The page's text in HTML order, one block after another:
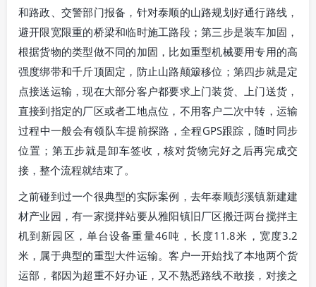
和路政、交警部门报备，针对泰顺的山路规划好通行路线，
避开限宽限重的桥梁和临时施工路段；第三步是装车加固，
根据货物的类型做不同的加固，比如重型机械要用专用的高
强度绑带和千斤顶固定，防止山路颠簸移位；第四步就是定
点接送运输，现在大部分客户都要求上门装货、上门送货，
直接到指定的厂区或者工地点位，不用客户二次中转，运输
过程中一般会有领队车提前探路，全程GPS跟踪，随时同步
位置；第五步就是卸车签收，核对货物完好之后再完成交
接，整个流程就结束了。
之前碰到过一个很典型的实际案例，去年泰顺彭溪镇新建建
材产业园，有一家搅拌站要从雅阳镇旧厂区搬迁两台搅拌主
机到新园区，单台设备重量46吨，长度11.8米，宽度3.2
米，属于典型的重型大件运输。客户一开始找了本地两个货
运部，都因为超重不好办证，又不熟悉路线不敢接，对接之